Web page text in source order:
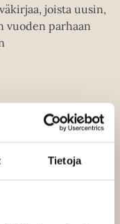
Tietoja
joista uusin,
vuoden parhaan